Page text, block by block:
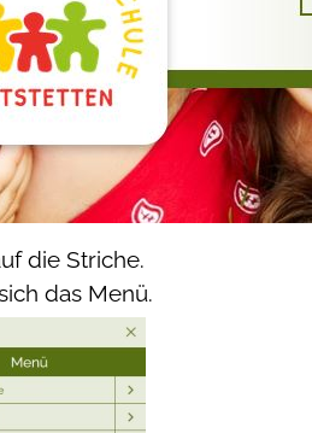
die Striche.
das Menü.